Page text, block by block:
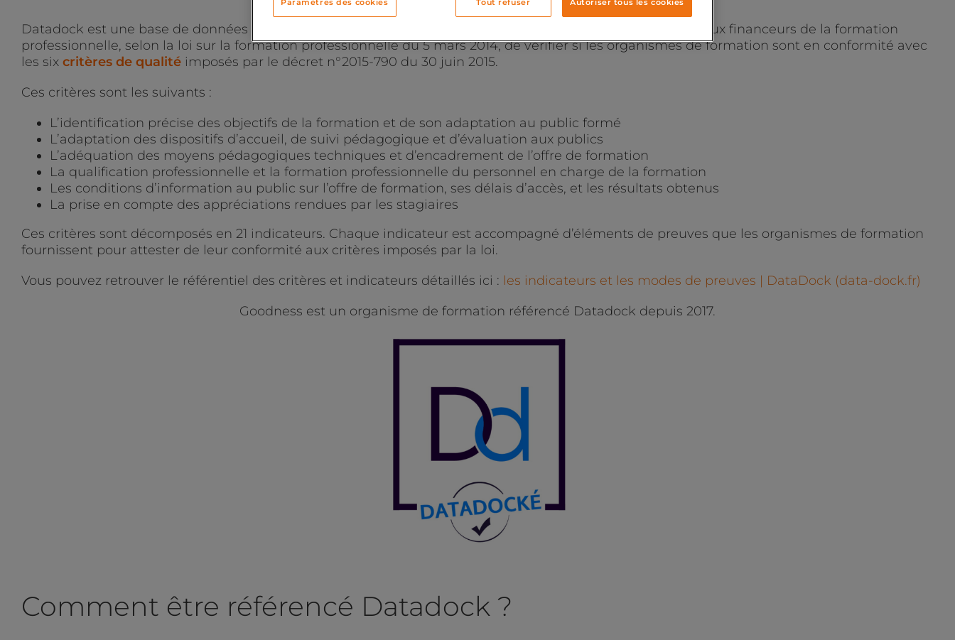
Datadock est une base de données créée en 2017 qui référence les
. Elle permet aux financeurs de la formation
professionnelle, selon la loi sur la formation professionnelle du 5 mars 2014, de vérifier si les organismes de formation sont en conformité avec
les six critères de qualitéimposés par le décret n°2015-790 du 30 juin 2015.
Ces critères sont les suivants :
L’identification précise des objectifs de la formation et de son adaptation au public formé
L’adaptation des dispositifs d’accueil, de suivi pédagogique et d’évaluation aux publics
L’adéquation des moyens pédagogiques techniques et d’encadrement de l’offre de formation
La qualification professionnelle et la formation professionnelle du personnel en charge de la formation
Les conditions d’information au public sur l’offre de formation, ses délais d’accès, et les résultats obtenus
La prise en compte des appréciations rendues par les stagiaires
Ces critères sont décomposés en 21 indicateurs. Chaque indicateur est accompagné d’éléments de preuves que les organismes de formation
fournissent pour attester de leur conformité aux critères imposés par la loi.
Vous pouvez retrouver le référentiel des critères et indicateurs détaillés ici : les indicateurs et les modes de preuves | DataDock (data-dock.fr)
Goodness est un organisme de formation référencé Datadock depuis 2017.
Comment être référencé Datadock ?